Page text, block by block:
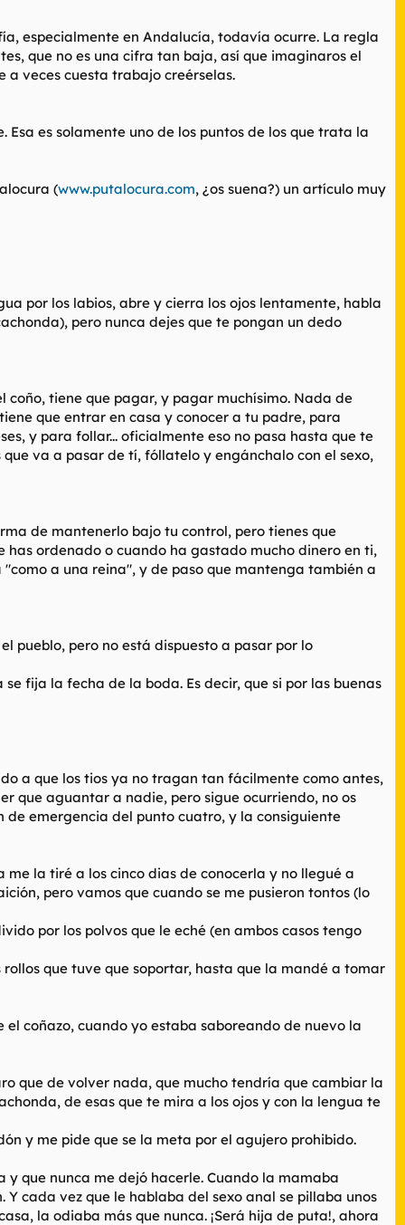
especialmente en Andalucía, todavía ocurre. La regla
que no es una cifra tan baja, así que imaginaros el
a veces cuesta trabajo creérselas.
es solamente uno de los puntos de los que trata la
(www.putalocura.com, ¿os suena?) un artículo muy
por los labios, abre y cierra los ojos lentamente, habla
pero nunca dejes que te pongan un dedo
tiene que pagar, y pagar muchísimo. Nada de
que entrar en casa y conocer a tu padre, para
y para follar... oficialmente eso no pasa hasta que te
va a pasar de tí, fóllatelo y engánchalo con el sexo,
de mantenerlo bajo tu control, pero tienes que
ordenado o cuando ha gastado mucho dinero en ti,
a una reina", y de paso que mantenga también a
pueblo, pero no está dispuesto a pasar por lo
fija la fecha de la boda. Es decir, que si por las buenas
a que los tios ya no tragan tan fácilmente como antes,
que aguantar a nadie, pero sigue ocurriendo, no os
de emergencia del punto cuatro, y la consiguiente
la tiré a los cinco dias de conocerla y no llegué a
pero vamos que cuando se me pusieron tontos (lo
por los polvos que le eché (en ambos casos tengo
que tuve que soportar, hasta que la mandé a tomar
coñazo, cuando yo estaba saboreando de nuevo la
que de volver nada, que mucho tendría que cambiar la
de esas que te mira a los ojos y con la lengua te
y me pide que se la meta por el agujero prohibido.
y que nunca me dejó hacerle. Cuando la mamaba
cada vez que le hablaba del sexo anal se pillaba unos
la odiaba más que nunca. ¡Será hija de puta!, ahora